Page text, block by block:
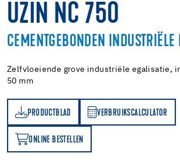
UZIN NC 750
CEMENTGEBONDEN INDUSTRIËLE
Zelfvloeiende grove industriële egalisatie,
50 mm
PRODUCTBLAD VERBRUIKSCALCULATOR
VERBRUIKSCALCULATOR
ONLINE BESTELLEN